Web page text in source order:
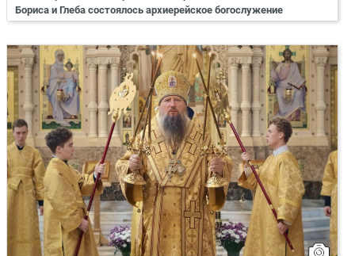
Бориса и Глеба состоялось архиерейское богослужение